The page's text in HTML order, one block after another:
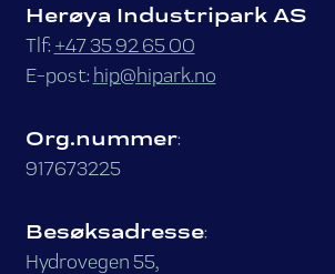
Herøya Industripark AS
Tlf: +47 35 92 65 00
E-post: hip@hipark.no
Org.nummer:
917673225
Besøksadresse:
Hydrovegen 55,